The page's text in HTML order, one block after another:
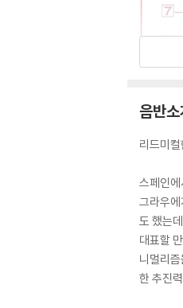
음반소
리드미
스페인
그라우에
도 했는
대표할
니멀리
한 추진